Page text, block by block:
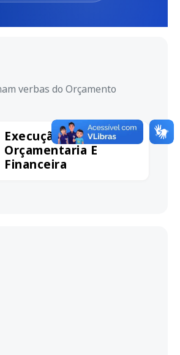
verbas do Orçamento
Execução
Orçamentaria E
Financeira